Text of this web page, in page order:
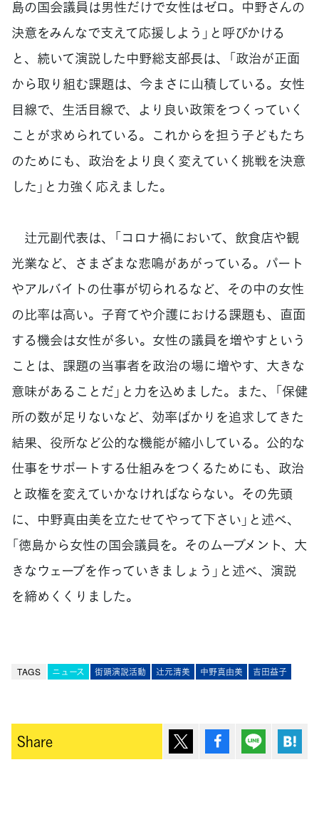
島の国会議員は男性だけで女性はゼロ。中野さんの
決意をみんなで支えて応援しよう」と呼びかける
と、続いて演説した中野総支部長は、「政治が正面
から取り組む課題は、今まさに山積している。女性
目線で、生活目線で、より良い政策をつくっていく
ことが求められている。これからを担う子どもたち
のためにも、政治をより良く変えていく挑戦を決意
した」と力強く応えました。
辻元副代表は、「コロナ禍において、飲食店や観
光業など、さまざまな悲鳴があがっている。パート
やアルバイトの仕事が切られるなど、その中の女性
の比率は高い。子育てや介護における課題も、直面
する機会は女性が多い。女性の議員を増やすという
ことは、課題の当事者を政治の場に増やす、大きな
意味があることだ」と力を込めました。また、「保健
所の数が足りないなど、効率ばかりを追求してきた
結果、役所など公的な機能が縮小している。公的な
仕事をサポートする仕組みをつくるためにも、政治
と政権を変えていかなければならない。その先頭
に、中野真由美を立たせてやって下さい」と述べ、
「徳島から女性の国会議員を。そのムーブメント、大
きなウェーブを作っていきましょう」と述べ、演説
を締めくくりました。
TAGS ニュース 街頭演説活動 辻󠄀元清美 中野真由美 吉田益子
Share ポスト シェア Lineで送